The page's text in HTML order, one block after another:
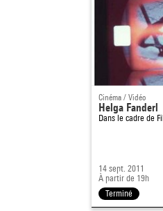
Cinéma / Vidéo
Helga Fanderl
Dans le cadre de
14 sept. 2011
À partir de 19h
Terminé